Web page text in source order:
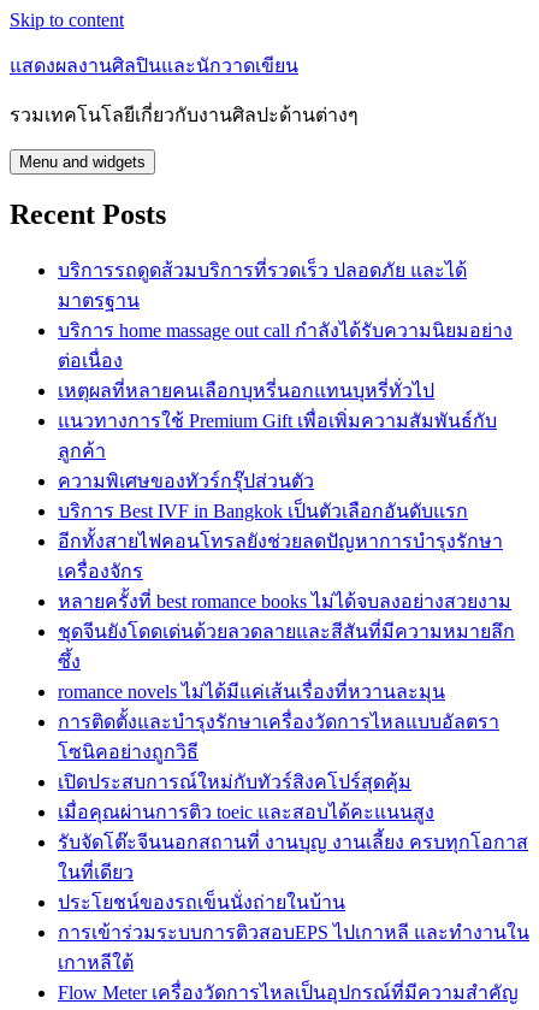
Skip to content
แสดงผลงานศิลปินและนักวาดเขียน
รวมเทคโนโลยีเกี่ยวกับงานศิลปะด้านต่างๆ
Menu and widgets
Recent Posts
บริการรถดูดส้วมบริการที่รวดเร็ว ปลอดภัย และได้
มาตรฐาน
บริการ home massage out call กำลังได้รับความนิยมอย่าง
ต่อเนื่อง
เหตุผลที่หลายคนเลือกบุหรี่นอกแทนบุหรี่ทั่วไป
แนวทางการใช้ Premium Gift เพื่อเพิ่มความสัมพันธ์กับ
ลูกค้า
ความพิเศษของทัวร์กรุ๊ปส่วนตัว
บริการ Best IVF in Bangkok เป็นตัวเลือกอันดับแรก
อีกทั้งสายไฟคอนโทรลยังช่วยลดปัญหาการบำรุงรักษา
เครื่องจักร
หลายครั้งที่ best romance books ไม่ได้จบลงอย่างสวยงาม
ชุดจีนยังโดดเด่นด้วยลวดลายและสีสันที่มีความหมายลึก
ซึ้ง
romance novels ไม่ได้มีแค่เส้นเรื่องที่หวานละมุน
การติดตั้งและบำรุงรักษาเครื่องวัดการไหลแบบอัลตรา
โซนิคอย่างถูกวิธี
เปิดประสบการณ์ใหม่กับทัวร์สิงคโปร์สุดคุ้ม
เมื่อคุณผ่านการติว toeic และสอบได้คะแนนสูง
รับจัดโต๊ะจีนนอกสถานที่ งานบุญ งานเลี้ยง ครบทุกโอกาส
ในที่เดียว
ประโยชน์ของรถเข็นนั่งถ่ายในบ้าน
การเข้าร่วมระบบการติวสอบEPS ไปเกาหลี และทำงานใน
เกาหลีใต้
Flow Meter เครื่องวัดการไหลเป็นอุปกรณ์ที่มีความสำคัญ